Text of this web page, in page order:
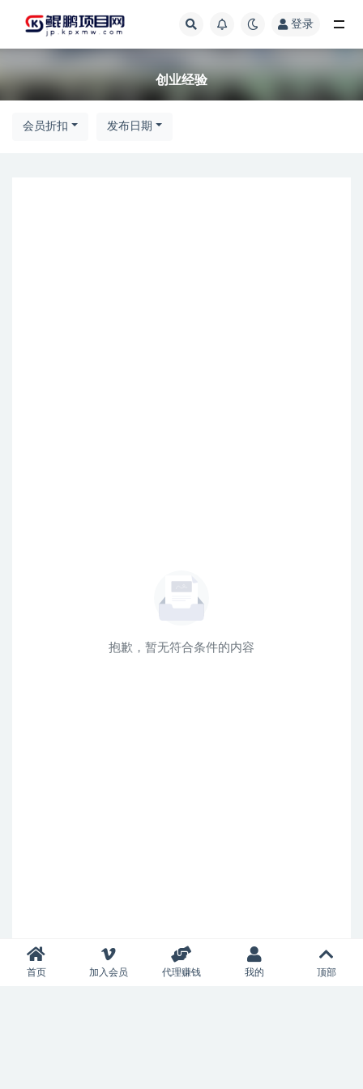
登录
创业经验
会员折扣 发布日期
抱歉，暂无符合条件的内容
首页 加入会员 代理赚钱 我的 顶部